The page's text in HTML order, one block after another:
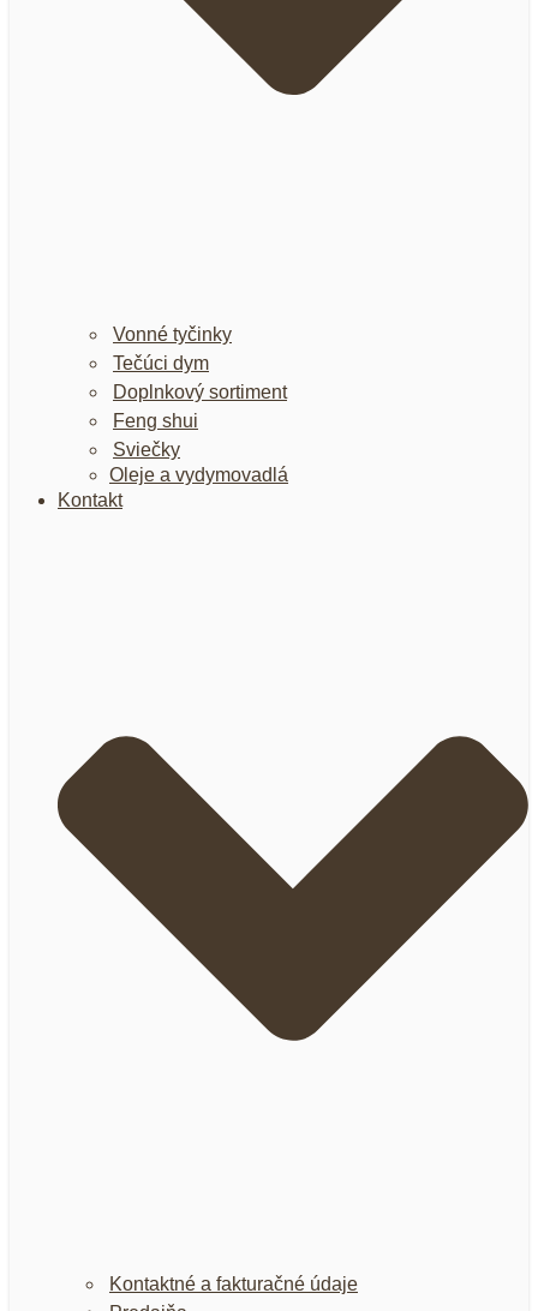
Vonné tyčinky
Tečúci dym
Doplnkový sortiment
Feng shui
Sviečky
Oleje a vydymovadlá
Kontakt
Kontaktné a fakturačné údaje